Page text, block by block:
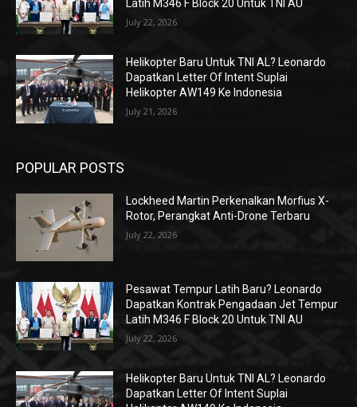
Latih M346 F Block 20 Untuk TNI AU
July 22, 2026
Helikopter Baru Untuk TNI AL? Leonardo
Dapatkan Letter Of Intent Suplai
Helikopter AW149 Ke Indonesia
July 21, 2026
POPULAR POSTS
Lockheed Martin Perkenalkan Morfius X-
Rotor, Perangkat Anti-Drone Terbaru
July 22, 2026
Pesawat Tempur Latih Baru? Leonardo
Dapatkan Kontrak Pengadaan Jet Tempur
Latih M346 F Block 20 Untuk TNI AU
July 22, 2026
Helikopter Baru Untuk TNI AL? Leonardo
Dapatkan Letter Of Intent Suplai